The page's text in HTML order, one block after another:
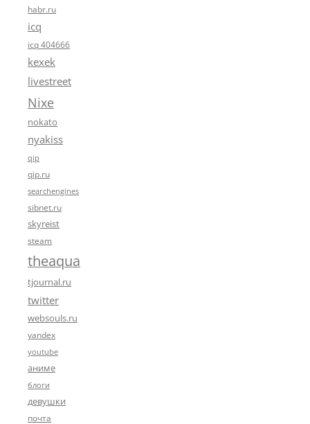
habr.ru
icq
icq 404666
kexek
livestreet
Nixe
nokato
nyakiss
qip
qip.ru
searchengines
sibnet.ru
skyreist
steam
theaqua
tjournal.ru
twitter
websouls.ru
yandex
youtube
аниме
блоги
девушки
почта